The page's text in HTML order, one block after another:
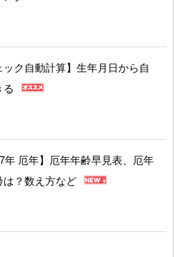
ック自動計算】生年月日から自
る
年 厄年】厄年年齢早見表、厄年
は？数え方など